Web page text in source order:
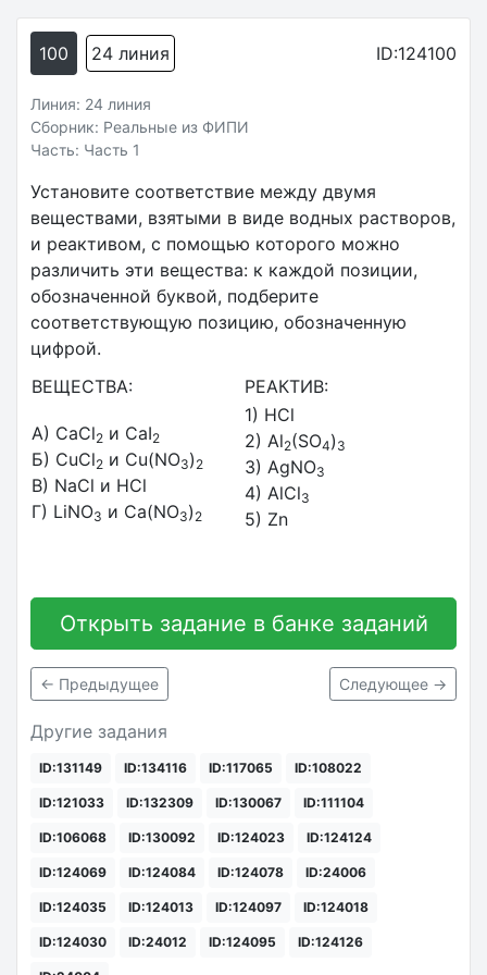
100 24 линия ID:124100
Линия: 24 линия
Сборник: Реальные из ФИПИ
Часть: Часть 1
Установите соответствие между двумя
веществами, взятыми в виде водных растворов,
и реактивом, с помощью которого можно
различить эти вещества: к каждой позиции,
обозначенной буквой, подберите
соответствующую позицию, обозначенную
цифрой.
ВЕЩЕСТВА:
РЕАКТИВ:
А) CaCl2 и CaI2
Б) CuCl2 и Cu(NO3) 2
В) NaCl и HCl
Г) LiNO3 и Ca(NO3) 2
1) HCl
2) Al2(SO4) 3
3) AgNO3
4) AlCl3
5) Zn
Открыть задание в банке заданий
← Предыдущее Следующее →
Другие задания
ID:131149 ID:134116 ID:117065 ID:108022
ID:121033 ID:132309 ID:130067 ID:111104
ID:106068 ID:130092 ID:124023 ID:124124
ID:124069 ID:124084 ID:124078 ID:24006
ID:124035 ID:124013 ID:124097 ID:124018
ID:124030 ID:24012 ID:124095 ID:124126